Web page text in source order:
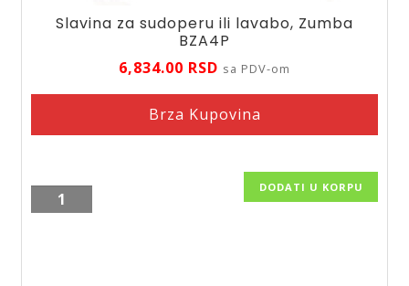
Slavina za sudoperu ili lavabo, Zumba
BZA4P
6,834.00 RSD sa PDV-om
Brza Kupovina
Slavina
za
DODATI U KORPU